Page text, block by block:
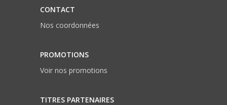
CONTACT
Nos coordonnées
PROMOTIONS
Voir nos promotions
TITRES PARTENAIRES